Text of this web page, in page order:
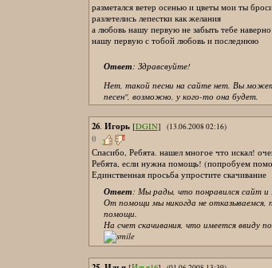
разметался ветер осенью и цветы мои ты
разлетелись лепестки как желания
а любовь нашу первую не забыть тебе наверно
нашу первую с тобой любовь и последнюю
Ответ: Здравсвуйте!
Нет, такой песни на сайте нет. Вы может
песен'', возможно, у кого-то она будет.
26. Игорь [DGIN] (13.06.2008 02:16)
0
Спасибо, Ребята. нашел многое что искал!
Ребята, если нужна помощь! (попробуем
Единственная просьба упростите скачивание
Ответ: Мы рады, что понравился сайт и
От помощи мы никогда не отказываемся,
помощи.
На счет скачивания, что имеется ввиду